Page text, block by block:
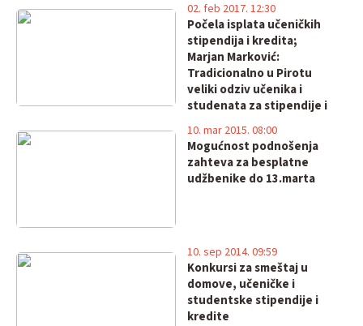
Počela isplata učeničkih
stipendija i kredita;
Marjan Marković:
Tradicionalno u Pirotu
veliki odziv učenika i
studenata za stipendije i
02. feb 2017. 12:30
Mogućnost podnošenja
zahteva za besplatne
udžbenike do 13.marta
10. mar 2015. 08:00
Konkursi za smeštaj u
domove, učeničke i
studentske stipendije i
kredite
10. sep 2014. 09:59